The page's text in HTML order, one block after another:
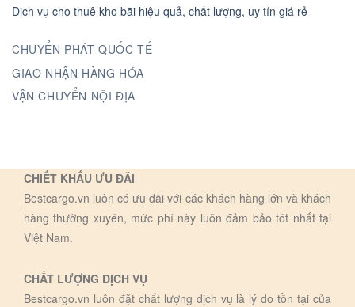
Dịch vụ cho thuê kho bãi hiệu quả, chất lượng, uy tín giá rẻ
CHUYỂN PHÁT QUỐC TẾ
GIAO NHẬN HÀNG HÓA
VẬN CHUYỂN NỘI ĐỊA
CHIẾT KHẤU ƯU ĐÃI
Bestcargo.vn luôn có ưu đãi với các khách hàng lớn và khách
hàng thường xuyên, mức phí này luôn đảm bảo tôt nhất tại
Việt Nam.
CHẤT LƯỢNG DỊCH VỤ
Bestcargo.vn luôn đặt chất lượng dịch vụ là lý do tồn tại của